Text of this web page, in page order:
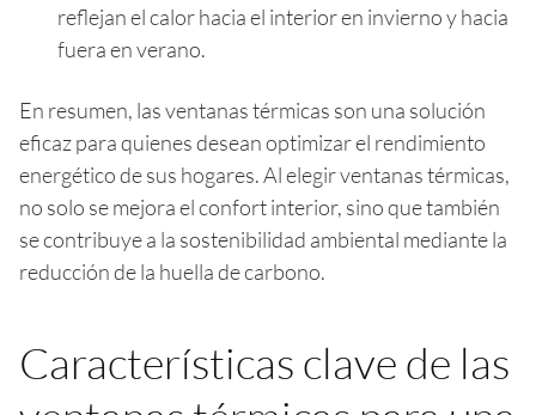
reflejan el calor hacia el interior en invierno y hacia
fuera en verano.
En resumen, las ventanas térmicas son una solución
eficaz para quienes desean optimizar el rendimiento
energético de sus hogares. Al elegir ventanas térmicas,
no solo se mejora el confort interior, sino que también
se contribuye a la sostenibilidad ambiental mediante la
reducción de la huella de carbono.
Características clave de las